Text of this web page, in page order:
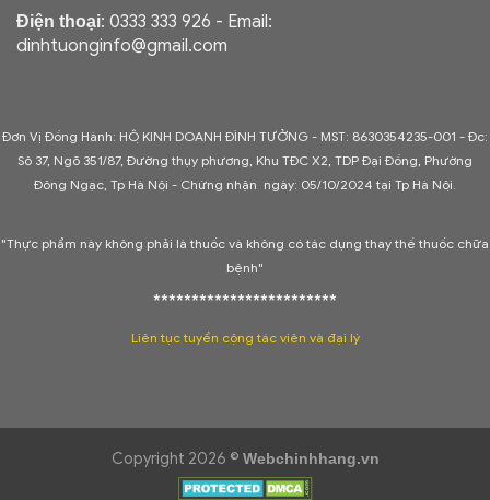
Điện thoại: 0333 333 926 - Email:
dinhtuonginfo@gmail.com
Đơn Vị Đồng Hành: HỘ KINH DOANH ĐÌNH TƯỞNG - MST: 8630354235-001 - Đc:
Sô 37, Ngõ 351/87, Đường thụy phương, Khu TĐC X2, TDP Đại Đồng, Phường
Đông Ngạc, Tp Hà Nội - Chứng nhận ngày: 05/10/2024 tại Tp Hà Nội.
"Thực phẩm này không phải là thuốc và không có tác dụng thay thế thuốc chữa
bệnh"
************************
Liên tục tuyển cộng tác viên và đại lý
Copyright 2026 © Webchinhhang.vn